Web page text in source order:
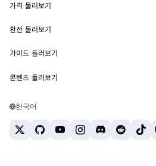
MetaMask Connect
Snaps
웹3 서비스
보안
고객 지원
채용
가격 둘러보기
이더리움 가격
솔라나 가격
테더 가격
환전 둘러보기
ETH를 USD로 환전
USDT를 INR로 환전
BTC를 INR로 환전
ETH를 USDT로 환전
가이드 둘러보기
ETH 매수
USDT 매수
콘텐츠 둘러보기
솔라나 지갑
한국어